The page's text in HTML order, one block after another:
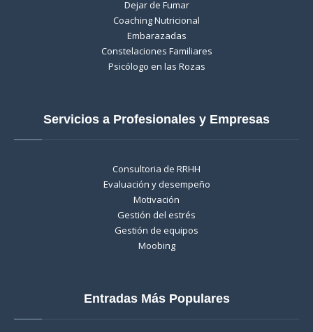
Dejar de Fumar
Coaching Nutricional
Embarazadas
Constelaciones Familiares
Psicólogo en las Rozas
Servicios a Profesionales y Empresas
Consultoria de RRHH
Evaluación y desempeño
Motivación
Gestión del estrés
Gestión de equipos
Moobing
Entradas Más Populares